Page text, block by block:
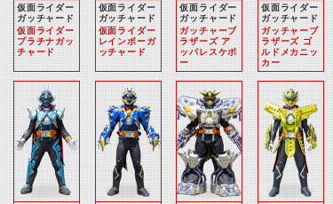
仮面ライダー
ガッチャード
仮面ライダー
プラチナガッ
チャード
仮面ライダー
ガッチャード
仮面ライダー
レインボーガ
ッチャード
仮面ライダー
ガッチャード
ガッチャーブ
ラザーズ ア
ッパレスケボ
ー
仮面ライダー
ガッチャード
ガッチャーブ
ラザーズ ゴ
ルドメカニッ
カー